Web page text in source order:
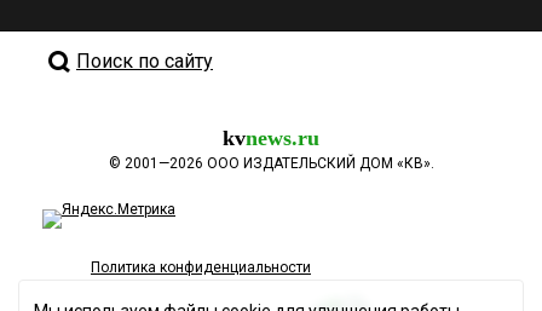
Поиск по сайту
kvnews.ru
© 2001—2026 ООО ИЗДАТЕЛЬСКИЙ ДОМ «КВ».
Политика конфиденциальности